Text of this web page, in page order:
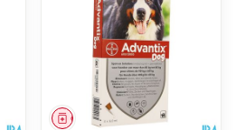
Geneesmiddel